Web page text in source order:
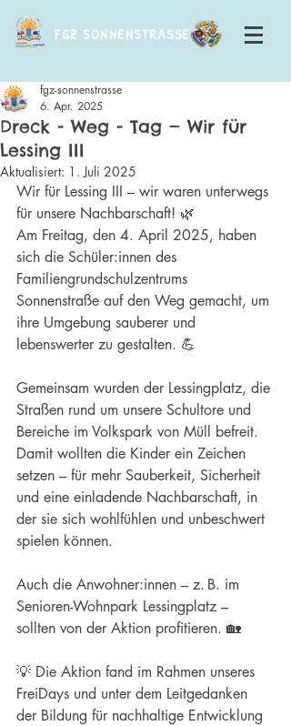
FGZ SONNENSTRASSE
Dreck - Weg - Tag — Wir für
Lessing III
fgz-sonnenstrasse
6. Apr. 2025
Aktualisiert: 1. Juli 2025
Wir für Lessing III – wir waren unterwegs
für unsere Nachbarschaft! 🌿
Am Freitag, den 4. April 2025, haben
sich die Schüler:innen des
Familiengrundschulzentrums
Sonnenstraße auf den Weg gemacht, um
ihre Umgebung sauberer und
lebenswerter zu gestalten. 💪
Gemeinsam wurden der Lessingplatz, die
Straßen rund um unsere Schultore und
Bereiche im Volkspark von Müll befreit.
Damit wollten die Kinder ein Zeichen
setzen – für mehr Sauberkeit, Sicherheit
und eine einladende Nachbarschaft, in
der sie sich wohlfühlen und unbeschwert
spielen können.
Auch die Anwohner:innen – z. B. im
Senioren-Wohnpark Lessingplatz –
sollten von der Aktion profitieren. 🏡
💡 Die Aktion fand im Rahmen unseres
FreiDays und unter dem Leitgedanken
der Bildung für nachhaltige Entwicklung